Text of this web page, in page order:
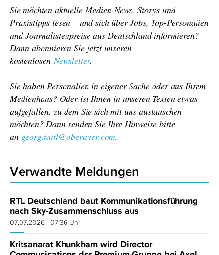
Sie möchten aktuelle Medien-News, Storys und
Praxistipps lesen – und sich über Jobs, Top-Personalien
und Journalistenpreise aus Deutschland informieren?
Dann abonnieren Sie jetzt unseren
kostenlosenNewsletter.
Sie haben Personalien in eigener Sache oder aus Ihrem
Medienhaus? Oder ist Ihnen in unseren Texten etwas
aufgefallen, zu dem Sie sich mit uns austauschen
möchten? Dann senden Sie Ihre Hinweise bitte
an georg.taitl@oberauer.com.
Verwandte Meldungen
RTL Deutschland baut Kommunikationsführung
nach Sky-Zusammenschluss aus
07.07.2026 - 07:36 Uhr
Kritsanarat Khunkham wird Director